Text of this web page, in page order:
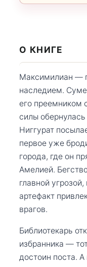
О КНИГЕ
Максимилиан —
наследием.
его преемником
силы
Ниггурат
первое уже
города, где он
Амелией.
главной
артефакт
врагов.
Библиотекарь
избранника —
достоин поста.